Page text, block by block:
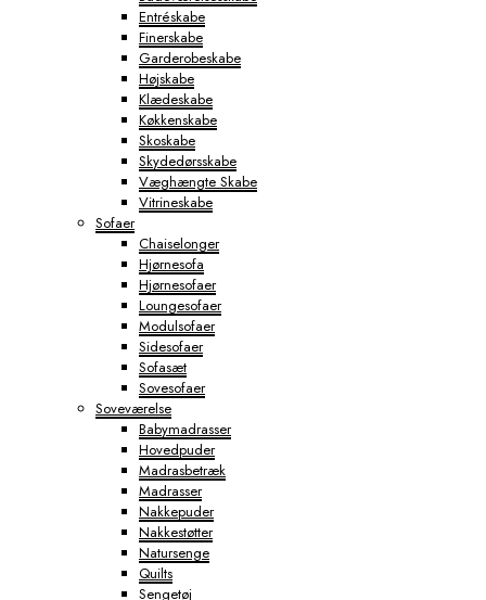
Entréskabe
Finerskabe
Garderobeskabe
Højskabe
Klædeskabe
Køkkenskabe
Skoskabe
Skydedørsskabe
Væghængte Skabe
Vitrineskabe
Sofaer
Chaiselonger
Hjørnesofa
Hjørnesofaer
Loungesofaer
Modulsofaer
Sidesofaer
Sofasæt
Sovesofaer
Soveværelse
Babymadrasser
Hovedpuder
Madrasbetræk
Madrasser
Nakkepuder
Nakkestøtter
Natursenge
Quilts
Sengetøj